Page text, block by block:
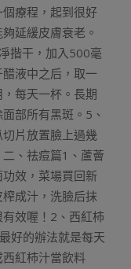
療程，起到很好
延緩皮膚衰老。
揩干，加入500毫
液中之后，取一
每天一杯。長期
部所有黑斑。5、
片放置臉上過幾
、祛痘篇1、蘆薈
效，菜場買回新
成汁，洗臉后抹
效喔！2、西紅柿
好的辦法就是每天
紅柿汁當飲料